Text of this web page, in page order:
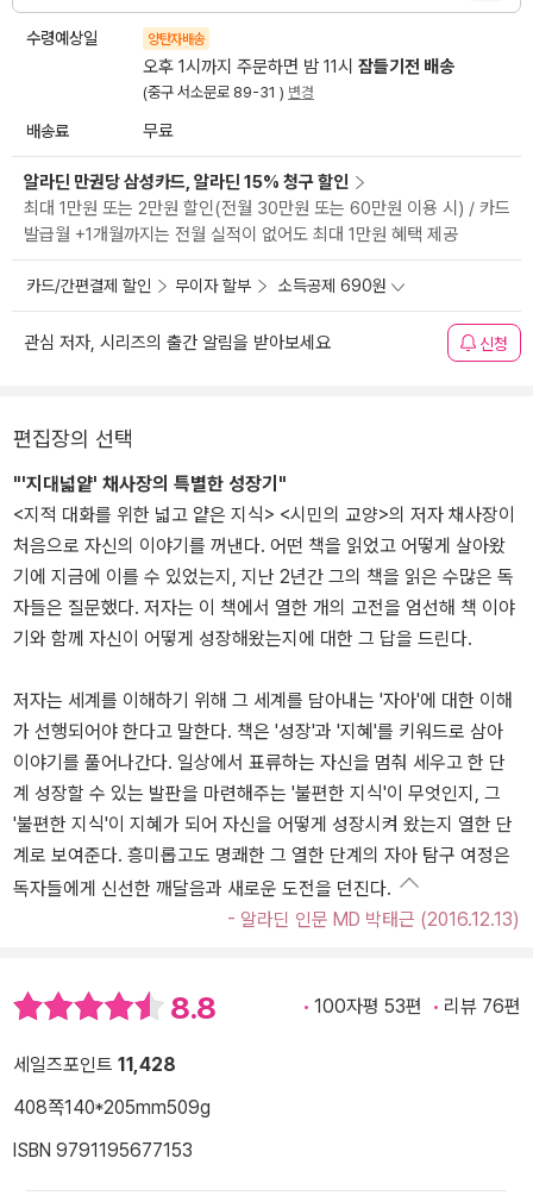
수령예상일 양탄자배송
오후 1시까지 주문하면 밤 11시 잠들기전 배송
(중구 서소문로 89-31 ) 변경
배송료 무료
알라딘 만권당 삼성카드, 알라딘 15% 청구 할인
최대 1만원 또는 2만원 할인(전월 30만원 또는 60만원 이용 시) / 카드
발급월 +1개월까지는 전월 실적이 없어도 최대 1만원 혜택 제공
카드/간편결제 할인 무이자 할부 소득공제 690원
관심 저자, 시리즈의 출간 알림을 받아보세요 신청
편집장의 선택
"'지대넓얕' 채사장의 특별한 성장기"
<지적 대화를 위한 넓고 얕은 지식> <시민의 교양>의 저자 채사장이
처음으로 자신의 이야기를 꺼낸다. 어떤 책을 읽었고 어떻게 살아왔
기에 지금에 이를 수 있었는지, 지난 2년간 그의 책을 읽은 수많은 독
자들은 질문했다. 저자는 이 책에서 열한 개의 고전을 엄선해 책 이야
기와 함께 자신이 어떻게 성장해왔는지에 대한 그 답을 드린다.
저자는 세계를 이해하기 위해 그 세계를 담아내는 '자아'에 대한 이해
가 선행되어야 한다고 말한다. 책은 '성장'과 '지혜'를 키워드로 삼아
이야기를 풀어나간다. 일상에서 표류하는 자신을 멈춰 세우고 한 단
계 성장할 수 있는 발판을 마련해주는 '불편한 지식'이 무엇인지, 그
'불편한 지식'이 지혜가 되어 자신을 어떻게 성장시켜 왔는지 열한 단
계로 보여준다. 흥미롭고도 명쾌한 그 열한 단계의 자아 탐구 여정은
독자들에게 신선한 깨달음과 새로운 도전을 던진다.
- 알라딘 인문 MD 박태근 (2016.12.13)
8.8 100자평 53편 리뷰 76편
세일즈포인트 11,428
408쪽140*205mm509g
ISBN 9791195677153